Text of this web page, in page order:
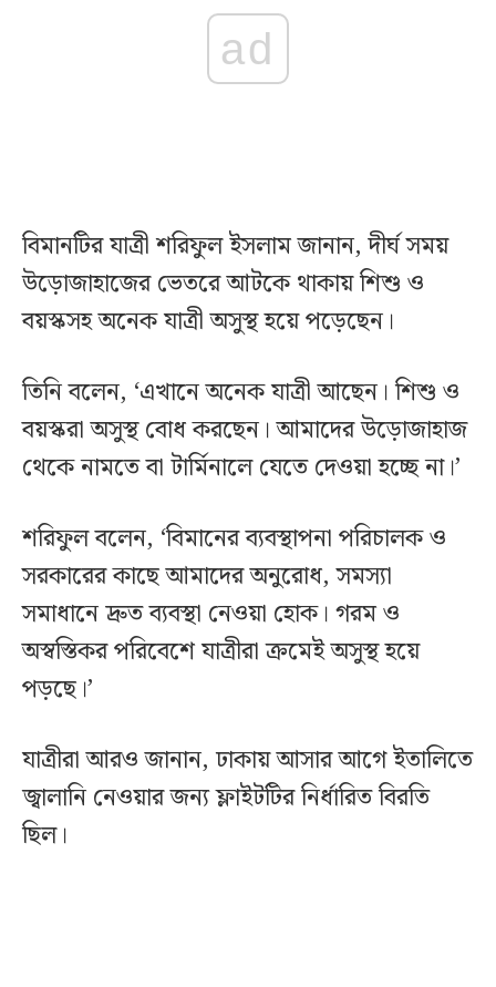
ad
বিমানটির যাত্রী শরিফুল ইসলাম জানান, দীর্ঘ সময়
উড়োজাহাজের ভেতরে আটকে থাকায় শিশু ও
বয়স্কসহ অনেক যাত্রী অসুস্থ হয়ে পড়েছেন।
তিনি বলেন, ‘এখানে অনেক যাত্রী আছেন। শিশু ও
বয়স্করা অসুস্থ বোধ করছেন। আমাদের উড়োজাহাজ
থেকে নামতে বা টার্মিনালে যেতে দেওয়া হচ্ছে না।’
শরিফুল বলেন, ‘বিমানের ব্যবস্থাপনা পরিচালক ও
সরকারের কাছে আমাদের অনুরোধ, সমস্যা
সমাধানে দ্রুত ব্যবস্থা নেওয়া হোক। গরম ও
অস্বস্তিকর পরিবেশে যাত্রীরা ক্রমেই অসুস্থ হয়ে
পড়ছে।’
যাত্রীরা আরও জানান, ঢাকায় আসার আগে ইতালিতে
জ্বালানি নেওয়ার জন্য ফ্লাইটটির নির্ধারিত বিরতি
ছিল।